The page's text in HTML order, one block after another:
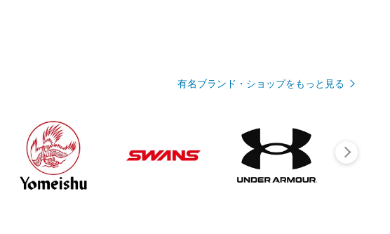
有名ブランド・ショップをもっと見る